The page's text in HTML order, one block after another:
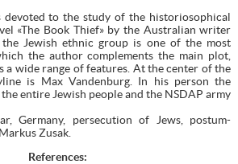
devoted to the study of the historiosophical
«The Book Thief» by the Australian writer
Jewish ethnic group is one of the most
the author complements the main plot,
a wide range of features. At the center of the
is Max Vandenburg. In his person the
entire Jewish people and the NSDAP army
Germany, persecution of Jews, postum-
Zusak.
References: